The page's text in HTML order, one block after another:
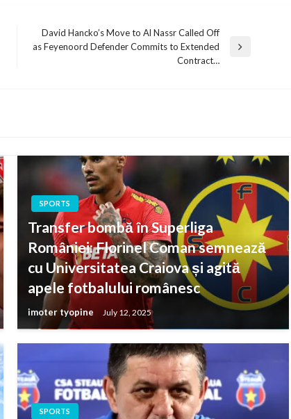
Next
David Hancko’s Move to Al Nassr Called Off
as Feyenoord Defender Commits to Extended
Contract…
SPORTS
Transfer bombă în Superliga
României: Florinel Coman semnează
cu Universitatea Craiova și agită
apele fotbalului românesc
imoter tyopine July 12, 2025
SPORTS